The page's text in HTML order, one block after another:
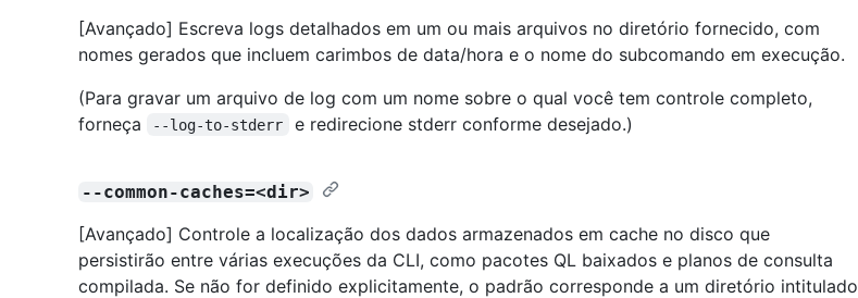
[Avançado] Escreva logs detalhados em um ou mais arquivos no diretório fornecido, com
nomes gerados que incluem carimbos de data/hora e o nome do subcomando em execução.
(Para gravar um arquivo de log com um nome sobre o qual você tem controle completo,
forneça
--log-to-stderr e redirecione stderr conforme desejado.)
--common-caches=<dir>
[Avançado] Controle a localização dos dados armazenados em cache no disco que
persistirão entre várias execuções da CLI, como pacotes QL baixados e planos de consulta
compilada. Se não for definido explicitamente, o padrão corresponde a um diretório intitulado